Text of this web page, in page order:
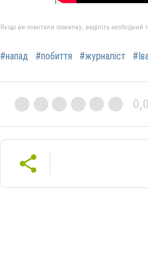
Якщо ви помітили помилку, виділіть необхідний
#напад #побиття #журналіст
0,0